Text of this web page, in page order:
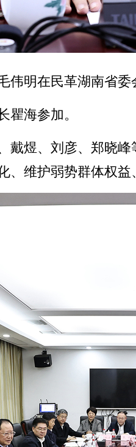
伟明在民革湖南省委
瞿海参加。
戴煜、刘彦、郑晓
维护弱势群体权益